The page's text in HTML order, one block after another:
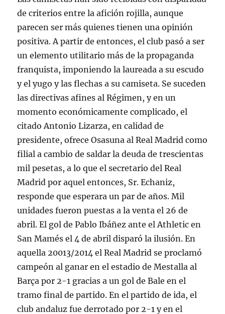
de criterios entre la afición rojilla, aunque
parecen ser más quienes tienen una opinión
positiva. A partir de entonces, el club pasó a ser
un elemento utilitario más de la propaganda
franquista, imponiendo la laureada a su escudo
y el yugo y las flechas a su camiseta. Se suceden
las directivas afines al Régimen, y en un
momento económicamente complicado, el
citado Antonio Lizarza, en calidad de
presidente, ofrece Osasuna al Real Madrid como
filial a cambio de saldar la deuda de trescientas
mil pesetas, a lo que el secretario del Real
Madrid por aquel entonces, Sr. Echaniz,
responde que esperara un par de años. Mil
unidades fueron puestas a la venta el 26 de
abril. El gol de Pablo Ibáñez ante el Athletic en
San Mamés el 4 de abril disparó la ilusión. En
aquella 20013/2014 el Real Madrid se proclamó
campeón al ganar en el estadio de Mestalla al
Barça por 2-1 gracias a un gol de Bale en el
tramo final de partido. En el partido de ida, el
club andaluz fue derrotado por 2-1 y en el